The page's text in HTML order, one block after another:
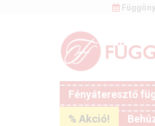
Fényáteresztő
% Akció!